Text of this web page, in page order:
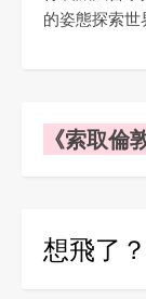
的姿態探索世
《索取倫
想飛了